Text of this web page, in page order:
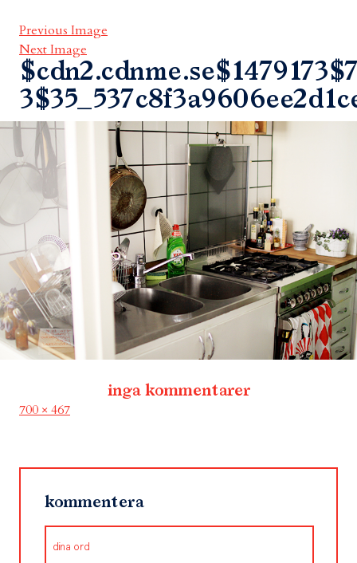
Previous Image
Next Image
inga kommentarer
Full
700 × 467
kommentera